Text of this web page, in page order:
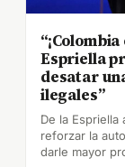
Espriella
desatar
ilegales”
De la Espriella
reforzar la
darle mayor